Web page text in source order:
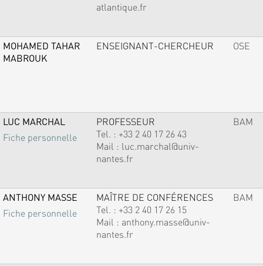
atlantique.fr
MOHAMED TAHAR
MABROUK
ENSEIGNANT-CHERCHEUR OSE
LUC MARCHAL
Fiche personnelle
PROFESSEUR
Tel. : +33 2 40 17 26 43
Mail : luc.marchal@univ-
nantes.fr
BAM
ANTHONY MASSE
Fiche personnelle
MAÎTRE DE CONFÉRENCES
Tel. : +33 2 40 17 26 15
Mail : anthony.masse@univ-
nantes.fr
BAM